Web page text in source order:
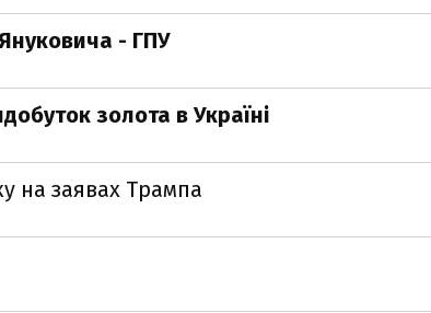
- ГПУ
золота в Україні
на заявах Трампа